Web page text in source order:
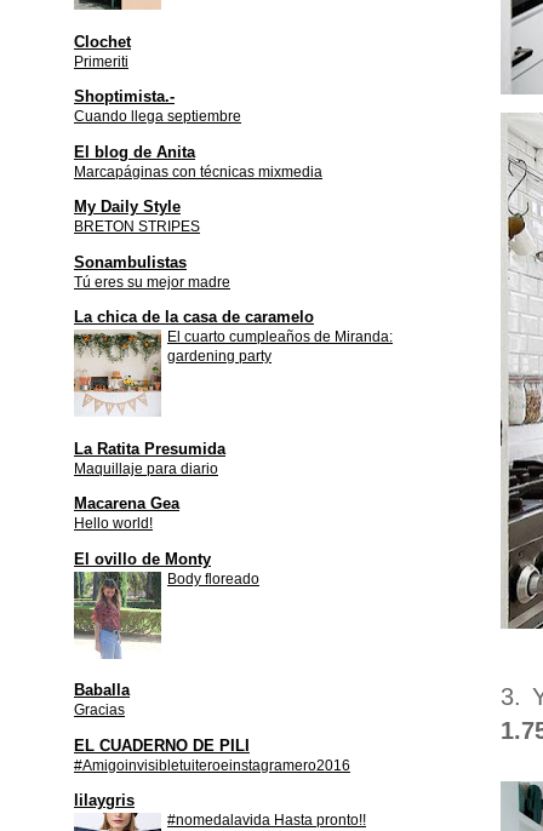
3.
Clochet
Primeriti
Shoptimista.-
Cuando llega septiembre
El blog de Anita
Marcapáginas con técnicas mixmedia
My Daily Style
BRETON STRIPES
Sonambulistas
Tú eres su mejor madre
La chica de la casa de caramelo
El cuarto cumpleaños de Miranda:
gardening party
La Ratita Presumida
Maquillaje para diario
Macarena Gea
Hello world!
El ovillo de Monty
Body floreado
Baballa
Gracias
EL CUADERNO DE PILI
#Amigoinvisibletuiteroeinstagramero2016
lilaygris
#nomedalavida Hasta pronto!!